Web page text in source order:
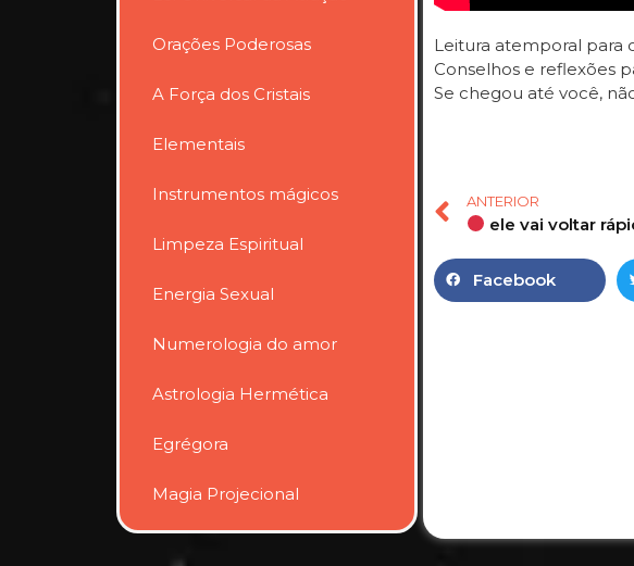
Orações Poderosas
A Força dos Cristais
Elementais
Instrumentos mágicos
Limpeza Espiritual
Energia Sexual
Numerologia do amor
Astrologia Hermética
Egrégora
Magia Projecional
Leitura atemporal para
Conselhos e reflexões
Se chegou até você,
ANTERIOR
ele vai voltar
Facebook